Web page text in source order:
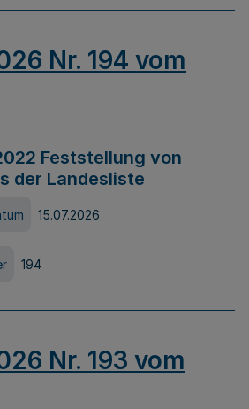
Nr. 194 vom
Feststellung von
der Landesliste
15.07.2026
194
Nr. 193 vom